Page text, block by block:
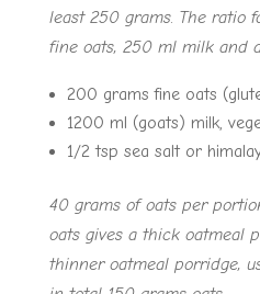
least 250 grams. The ratio
fine oats, 250 ml milk and
200 grams fine oats
1200 ml (goats) milk,
1/2 tsp sea salt or
40 grams of oats per
oats gives a thick oatmeal
thinner oatmeal porridge,